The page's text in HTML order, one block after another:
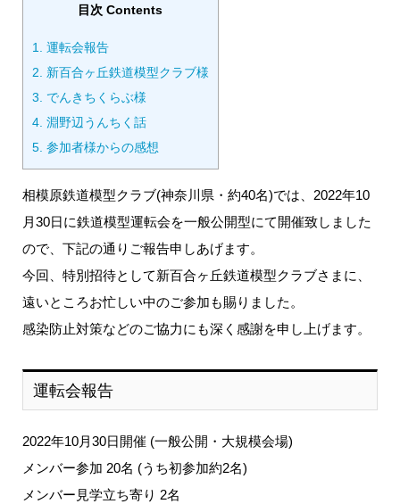
目次 Contents
1.
運転会報告
2.
新百合ヶ丘鉄道模型クラブ様
3.
でんきちくらぶ様
4. 淵野辺うんちく話
5. 参加者様からの感想
相模原鉄道模型クラブ(神奈川県・約40名)では、2022年10
月30日に鉄道模型運転会を一般公開型にて開催致しました
ので、下記の通りご報告申しあげます。
今回、特別招待として新百合ヶ丘鉄道模型クラブさまに、
遠いところお忙しい中のご参加も賜りました。
感染防止対策などのご協力にも深く感謝を申し上げます。
運転会報告
2022年10月30日開催 (一般公開・大規模会場)
メンバー参加 20名 (うち初参加約2名)
メンバー見学立ち寄り 2名